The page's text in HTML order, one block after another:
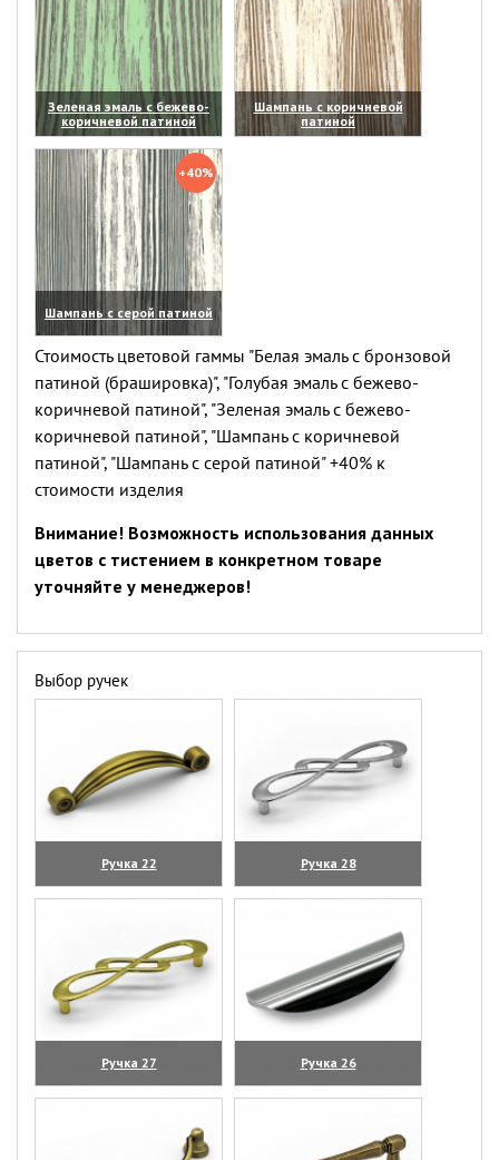
Зеленая эмаль с бежево-
коричневой патиной
(увеличить)
Шампань с коричневой
патиной
(увеличить)
+40%
Шампань с серой патиной
(увеличить)
Стоимость цветовой гаммы "Белая эмаль с бронзовой
патиной (брашировка)", "Голубая эмаль с бежево-
коричневой патиной", "Зеленая эмаль с бежево-
коричневой патиной", "Шампань с коричневой
патиной", "Шампань с серой патиной" +40% к
стоимости изделия
Внимание! Возможность использования данных
цветов с тистением в конкретном товаре
уточняйте у менеджеров!
Выбор ручек
Ручка 22
(увеличить)
Ручка 28
(увеличить)
Ручка 27
(увеличить)
Ручка 26
(увеличить)